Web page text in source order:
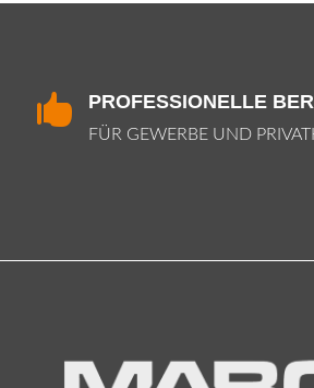
 PROFESSIONELLE
FÜR GEWERBE UND